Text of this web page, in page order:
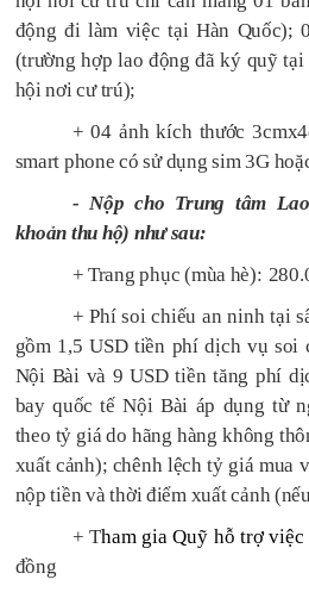
động đi làm việc tại Hàn Quốc);
(trường hợp lao động đã ký quỹ tại
hội nơi cư trú);
+ 04ảnh kích thước
smart phone có sử dụng sim 3G
- Nộp cho Trung tâm
khoản thu hộ) như sau:
+ Trang phục (mùa hè):
+ Phí soi chiếu an ninh tại
gồm 1,5 USD tiền phí dịch vụ soi
Nội Bài và 9 USD tiền tăng phí
bay quốc tế Nội Bài áp dụng từ
theo tỷ giá do hãng hàng không
xuất cảnh); chênh lệch tỷ giá mua
nộp tiền và thời điểm xuất cảnh
+ Tham gia Quỹ hỗ trợ
đồng